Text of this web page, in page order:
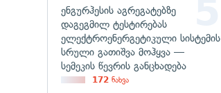
ენგურჰესის აგრეგატებზე
დაგეგმილ ტესტირებას
ელექტროენერგეტიკული სისტემის
სრული გათიშვა მოჰყვა —
სემეკის წევრის განცხადება
172 ნახვა